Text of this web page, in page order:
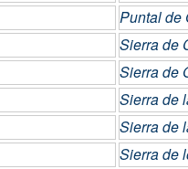
Puntal de
Sierra de
Sierra de
Sierra de
Sierra de
Sierra de